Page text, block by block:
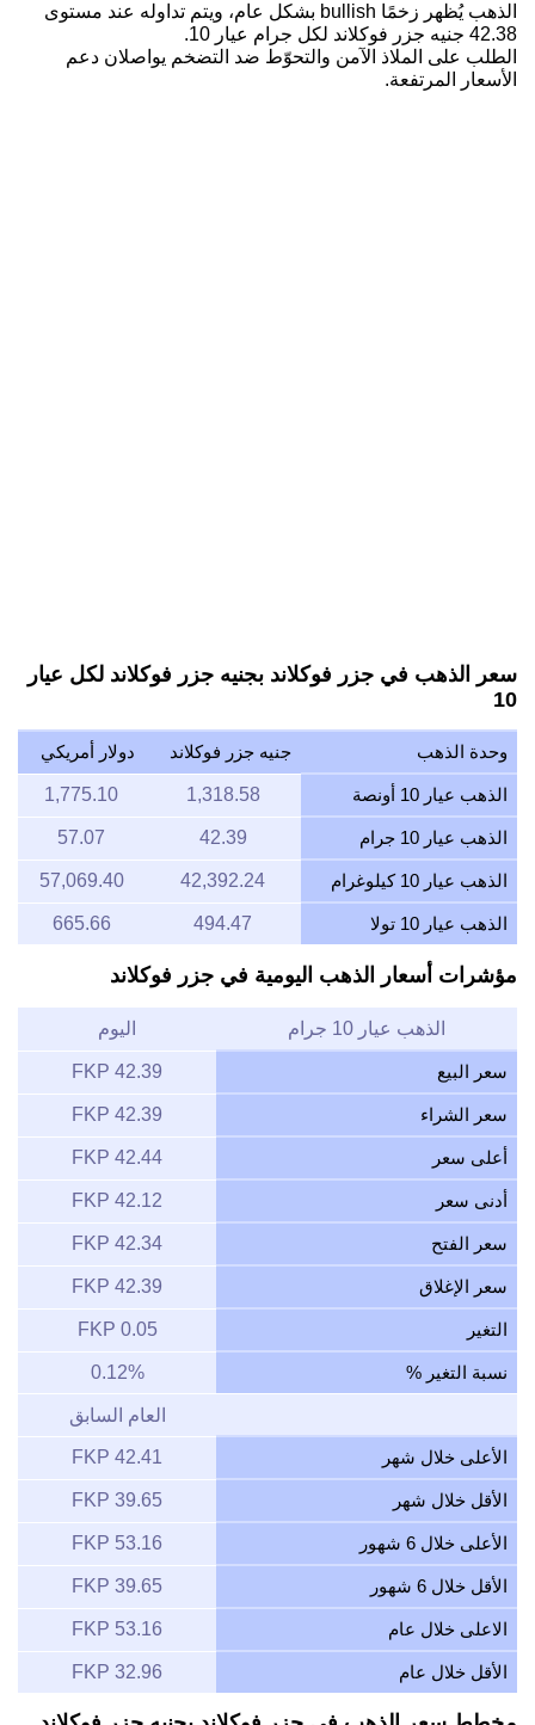
الذهب يُظهر زخمًا bullish بشكل عام، ويتم تداوله عند مستوى
42.38 جنيه جزر فوكلاند لكل جرام عيار 10.
الطلب على الملاذ الآمن والتحوّط ضد التضخم يواصلان دعم
الأسعار المرتفعة.
سعر الذهب في جزر فوكلاند بجنيه جزر فوكلاند لكل عيار
10
وحدة الذهب جنيه جزر فوكلاند دولار أمريكي
الذهب عيار 10 أونصة 1,318.58
1,775.10
الذهب عيار 10 جرام 42.39
57.07
الذهب عيار 10 كيلوغرام 42,392.24
57,069.40
الذهب عيار 10 تولا 494.47
665.66
مؤشرات أسعار الذهب اليومية في جزر فوكلاند
الذهب عيار 10 جرام اليوم
سعر البيع 42.39 FKP
سعر الشراء 42.39 FKP
أعلى سعر 42.44 FKP
أدنى سعر 42.12 FKP
سعر الفتح 42.34 FKP
سعر الإغلاق 42.39 FKP
التغير 0.05 FKP
نسبة التغير % 0.12%
العام السابق
الأعلى خلال شهر 42.41 FKP
الأقل خلال شهر 39.65 FKP
الأعلى خلال 6 شهور 53.16 FKP
الأقل خلال 6 شهور 39.65 FKP
الاعلى خلال عام 53.16 FKP
الأقل خلال عام 32.96 FKP